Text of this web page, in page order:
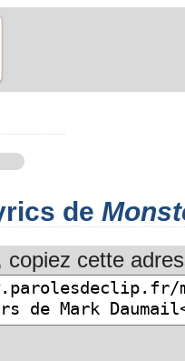
de
copiez cette